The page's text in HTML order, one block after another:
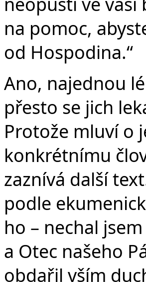
na pomoc,
od Hospodina.“
Ano, najednou
přesto se jich
Protože mluví o
konkrétnímu
zaznívá další
podle
ho – nechal
a Otec našeho
obdařil vším